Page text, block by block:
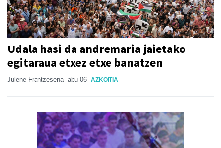
Udala hasi da andremaria jaietako
egitaraua etxez etxe banatzen
Julene Frantzesena abu 06 AZKOITIA